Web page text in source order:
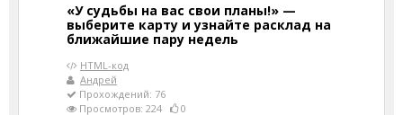
«У судьбы на вас свои планы!» —
выберите карту и узнайте расклад на
ближайшие пару недель
HTML-код
Андрей
Прохождений: 76
Просмотров: 224
0